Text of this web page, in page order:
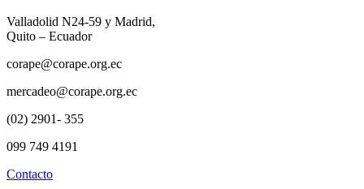
Valladolid N24-59 y Madrid,
Quito – Ecuador
corape@corape.org.ec
mercadeo@corape.org.ec
(02) 2901- 355
099 749 4191
Contacto